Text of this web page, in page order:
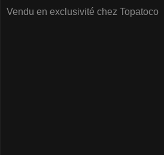
Vendu en exclusivité chez Topatoco